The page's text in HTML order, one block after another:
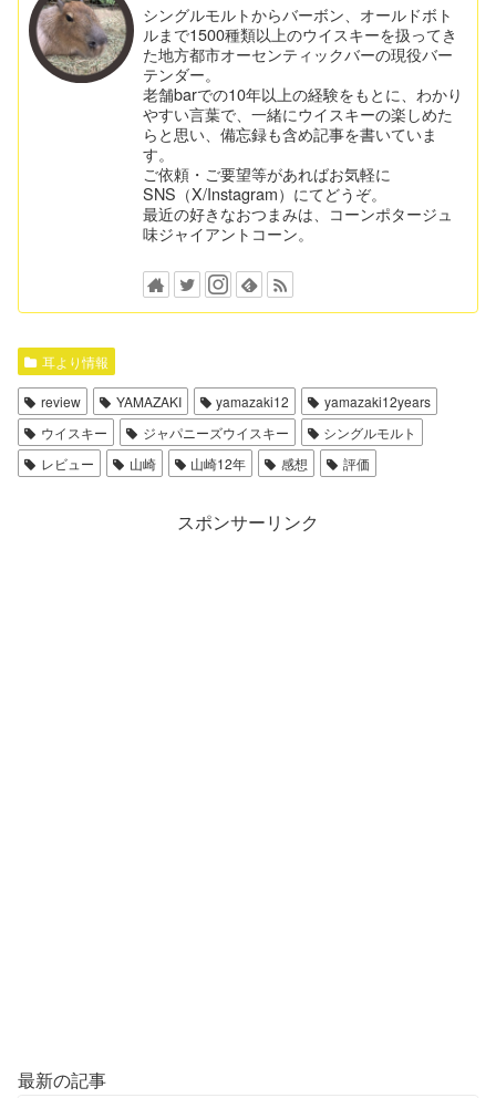
シングルモルトからバーボン、オールドボト
ルまで1500種類以上のウイスキーを扱ってき
た地方都市オーセンティックバーの現役バー
テンダー。
老舗barでの10年以上の経験をもとに、わかり
やすい言葉で、一緒にウイスキーの楽しめた
らと思い、備忘録も含め記事を書いていま
す。
ご依頼・ご要望等があればお気軽に
SNS（X/Instagram）にてどうぞ。
最近の好きなおつまみは、コーンポタージュ
味ジャイアントコーン。
耳より情報
review YAMAZAKI yamazaki12
yamazaki12years
ウイスキー
ジャパニーズウイスキー
シングルモルト
レビュー
山崎 山崎12年 感想 評価
スポンサーリンク
最新の記事